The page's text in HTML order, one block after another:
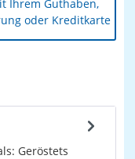
Ihrem Guthaben,
oder Kreditkarte
Geröstets